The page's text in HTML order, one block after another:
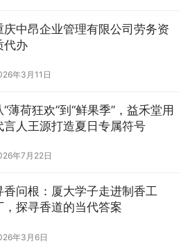
庆中昂企业管理有限公司劳务资
代办
年3月11日
“薄荷狂欢”到“鲜果季”，益禾堂用
言人王源打造夏日专属符号
年7月22日
香问根：厦大学子走进制香工
，探寻香道的当代答案
年3月6日